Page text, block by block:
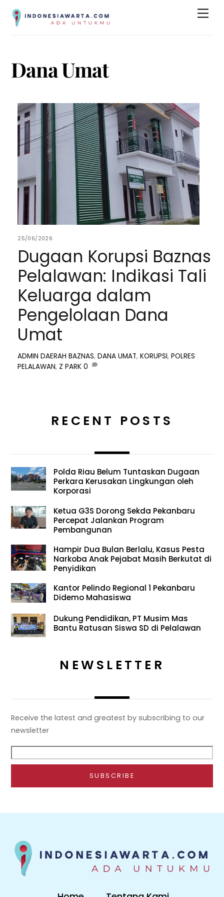
Dana Umat
25/06/2026
Dugaan Korupsi Baznas
Pelalawan: Indikasi Tali
Keluarga dalam
Pengelolaan Dana
Umat
ADMIN DAERAH BAZNAS,DANA UMAT,KORUPSI,POLRES
PELALAWAN, Z PARK 0
RECENT POSTS
Polda Riau Belum Tuntaskan Dugaan
Perkara Kerusakan Lingkungan oleh
Korporasi
Ketua G3S Dorong Sekda Pekanbaru
Percepat Jalankan Program
Pembangunan
Hampir Dua Bulan Berlalu, Kasus Pesta
Narkoba Anak Pejabat Masih Berkutat di
Penyidikan
Kantor Pelindo Regional 1 Pekanbaru
Didemo Mahasiswa
Dukung Pendidikan, PT Musim Mas
Bantu Ratusan Siswa SD di Pelalawan
NEWSLETTER
Receive the latest and greatest by subscribing to our
newsletter